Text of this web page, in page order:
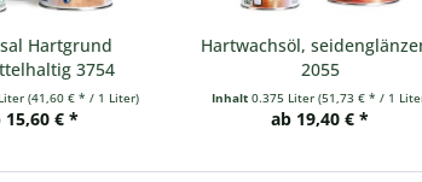
Hartgrund
3754
(41,60 € * / 1 Liter)
15,60 € *
Hartwachsöl,
2055
Inhalt 0.375 Liter (51,73 € * / 1
ab 19,40 € *